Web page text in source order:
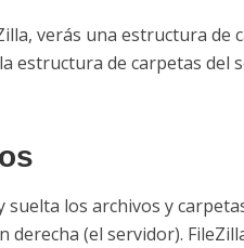
verás una estructura
estructura de carpetas del
los archivos y
derecha (el servidor).